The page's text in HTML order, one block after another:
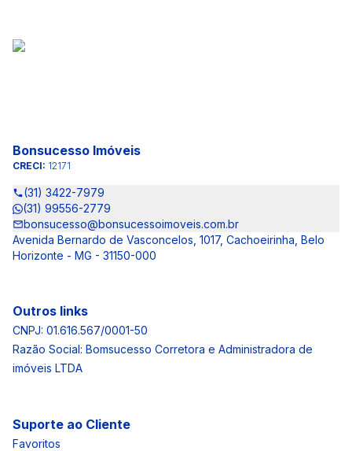
Bonsucesso Imóveis
CRECI: 12171
(31) 3422-7979
(31) 99556-2779
bonsucesso@bonsucessoimoveis.com.br
Avenida Bernardo de Vasconcelos, 1017, Cachoeirinha, Belo
Horizonte - MG - 31150-000
Outros links
CNPJ: 01.616.567/0001-50
Razão Social: Bomsucesso Corretora e Administradora de
imóveis LTDA
Suporte ao Cliente
Favoritos